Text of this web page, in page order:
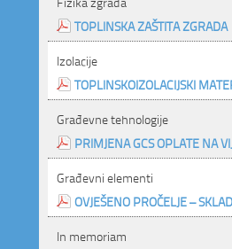
TOPLINSKA ZAŠTITA ZGRADA
Izolacije
TOPLINSKOIZOLACIJSKI
Građevne tehnologije
PRIMJENA GCS OPLATE NA
Građevni elementi
OVJEŠENO PROČELJE –
In memoriam